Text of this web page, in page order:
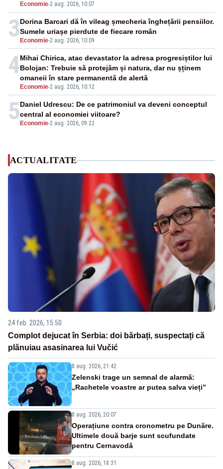
Economie-2 aug. 2026, 10:07
3 Economie-2 aug. 2026, 10:09
Dorina Barcari dă în vileag șmecheria înghețării pensiilor.
Sumele uriașe pierdute de fiecare român
4
Economie-2 aug. 2026, 10:12
Mihai Chirica, atac devastator la adresa progresiștilor lui
Bolojan: Trebuie să protejăm și natura, dar nu șținem
omaneii în stare permanentă de alertă
5 Economie-2 aug. 2026, 09:22
Daniel Udrescu: De ce patrimoniul va deveni conceptul
central al economiei viitoare?
ACTUALITATE
24 feb. 2026, 15:50
Complot dejucat în Serbia: doi bărbați, suspectați că
plănuiau asasinarea lui Vučić
8 aug. 2026, 21:42
Zelenski trage un semnal de alarmă:
„Rachetele voastre ar putea salva vieți”
8 aug. 2026, 20:07
Operațiune contra cronometru pe Dunăre.
Ultimele două barje sunt scufundate
pentru Cernavodă
8 aug. 2026, 18:31